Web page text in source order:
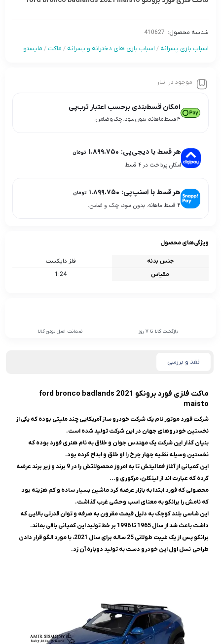
شناسه محصول: 410627
اسباب بازی پسرانه / اسباب بازی های دخترانه و پسرانه / ماکت/ مایستو
موجود در انبار
امکان قسط‌بندی برحسب اعتبار ترب‌پی
۴ قسط ماهانه. بدون سود، چک و ضامن.
هر قسط با دیجی‌پی: ۱.۸۹۹.۷۵۰ تومان
امکان پرداخت در 4 قسط
هر قسط با اسنپ‌پی: ۱.۸۹۹.۷۵۰ تومان
۴ قسط ماهانه. بدون سود، چک و ضامن.
ویژگی‌های محصول
جنس بدنه
فلز دایکست
مقیاس
1:24
بازگشت کالا تا 7 روز ضمانت اصل بودن کالا
نقد و بررسی
ماکت فلزی فورد برونکو ford bronco badlands 2021
maisto
شرکت فورد موتور نام یک شرکت خودرو ساز آمریکایی چند ملیتی بوده که یکی از
نخستین خودروهای جهان در این شرکت تولید شده است.
بنیان گذار این شرکت یک مهندس جوان و خلاق به نام هنری فورد بوده که
نخستین وسیله نقلیه چهار چرخ را او خلق و ابداع کرده بود.
این کمپانی از آغاز فعالیتش تا به امروز محصولاتش را در 9 برند و زیر برند عرضه
کرده که عبارت اند از لینکلن، مرکوری و…
محصولی که فورد ابتدا به بازار عرضه کرد ماشین بسیار ساده و کم هزینه بود
که نامش را برانکو به معنای اسب وحشی غرب گذاشت.
این شاسی بلند کوچک به دلیل قیمت مقرون به صرفه و توان قدرتی بالایی که
داشت باعث شد از سال 1965 تا 1996 بر خط تولید این کمپانی باقی بماند.
برانکو پس از یک غیبت طولانی 25 ساله برای سال 2021، با مورد الگو قرار دادن
طراحی نسل اول این خودرو دست به تولید دوباره آن زد.